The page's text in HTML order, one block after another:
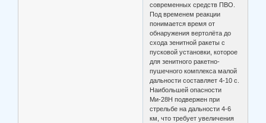
современных средств ПВО.
Под временем реакции
понимается время от
обнаружения вертолёта до
схода зенитной ракеты с
пусковой установки, которое
для зенитного ракетно-
пушечного комплекса малой
дальности составляет 4-10 с.
Наибольшей опасности
Ми-28Н подвержен при
стрельбе на дальности 4-6
км, что требует увеличения